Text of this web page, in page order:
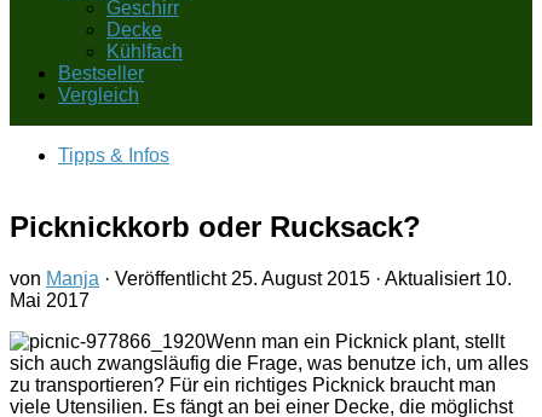
Geschirr
Decke
Kühlfach
Bestseller
Vergleich
Tipps & Infos
Picknickkorb oder Rucksack?
von Manja · Veröffentlicht 25. August 2015 · Aktualisiert 10.
Mai 2017
Wenn man ein Picknick plant, stellt
sich auch zwangsläufig die Frage, was benutze ich, um alles
zu transportieren? Für ein richtiges Picknick braucht man
viele Utensilien. Es fängt an bei einer Decke, die möglichst